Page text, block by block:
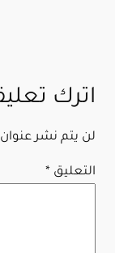
اترك
لن يتم نشر عنوان
التعليق *